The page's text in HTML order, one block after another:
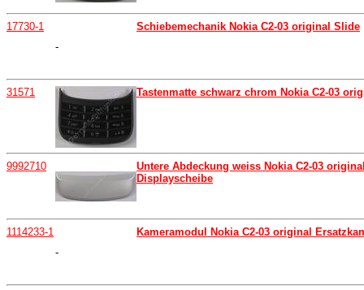
17730-1
-
Schiebemechanik Nokia C2-03 original Slide
31571 Tastenmatte schwarz chrom Nokia C2-03
9992710
Untere Abdeckung weiss Nokia C2-03
Displayscheibe
1114233-1
-
Kameramodul Nokia C2-03 original